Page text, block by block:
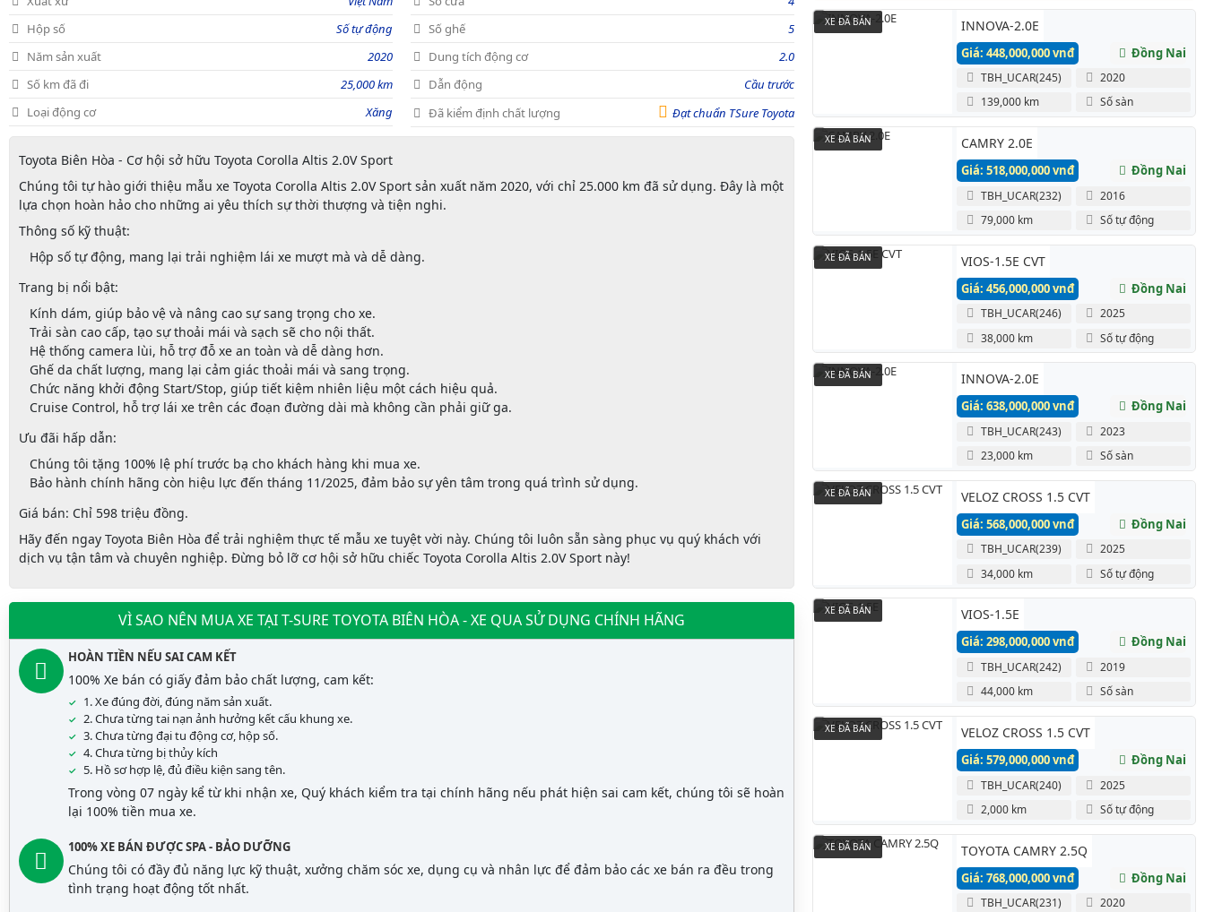
Hộp số
Số tự động
Năm sản xuất
2020
Số km đã đi
25,000 km
Loại động cơ
Xăng
Số ghế
5
Dung tích động cơ
2.0
Dẫn động
Cầu trước
Đã kiểm định chất lượng
Đạt chuẩn TSure Toyota
Toyota Biên Hòa - Cơ hội sở hữu Toyota Corolla Altis 2.0V Sport
Chúng tôi tự hào giới thiệu mẫu xe Toyota Corolla Altis 2.0V Sport sản xuất năm 2020, với chỉ 25.000 km đã sử dụng. Đây là một
lựa chọn hoàn hảo cho những ai yêu thích sự thời thượng và tiện nghi.
Thông số kỹ thuật:
Hộp số tự động, mang lại trải nghiệm lái xe mượt mà và dễ dàng.
Trang bị nổi bật:
Kính dám, giúp bảo vệ và nâng cao sự sang trọng cho xe.
Trải sàn cao cấp, tạo sự thoải mái và sạch sẽ cho nội thất.
Hệ thống camera lùi, hỗ trợ đỗ xe an toàn và dễ dàng hơn.
Ghế da chất lượng, mang lại cảm giác thoải mái và sang trọng.
Chức năng khởi động Start/Stop, giúp tiết kiệm nhiên liệu một cách hiệu quả.
Cruise Control, hỗ trợ lái xe trên các đoạn đường dài mà không cần phải giữ ga.
Ưu đãi hấp dẫn:
Chúng tôi tặng 100% lệ phí trước bạ cho khách hàng khi mua xe.
Bảo hành chính hãng còn hiệu lực đến tháng 11/2025, đảm bảo sự yên tâm trong quá trình sử dụng.
Giá bán: Chỉ 598 triệu đồng.
Hãy đến ngay Toyota Biên Hòa để trải nghiệm thực tế mẫu xe tuyệt vời này. Chúng tôi luôn sẵn sàng phục vụ quý khách với
dịch vụ tận tâm và chuyên nghiệp. Đừng bỏ lỡ cơ hội sở hữu chiếc Toyota Corolla Altis 2.0V Sport này!
VÌ SAO NÊN MUA XE TẠI T-SURE TOYOTA BIÊN HÒA - XE QUA SỬ DỤNG CHÍNH HÃNG
HOÀN TIỀN NẾU SAI CAM KẾT
100% Xe bán có giấy đảm bảo chất lượng, cam kết:
1. Xe đúng đời, đúng năm sản xuất.
2. Chưa từng tai nạn ảnh hưởng kết cấu khung xe.
3. Chưa từng đại tu động cơ, hộp số.
4. Chưa từng bị thủy kích
5. Hồ sơ hợp lệ, đủ điều kiện sang tên.
Trong vòng 07 ngày kể từ khi nhận xe, Quý khách kiểm tra tại chính hãng nếu phát hiện sai cam kết, chúng tôi sẽ hoàn
lại 100% tiền mua xe.
100% XE BÁN ĐƯỢC SPA - BẢO DƯỠNG
Chúng tôi có đầy đủ năng lực kỹ thuật, xưởng chăm sóc xe, dụng cụ và nhân lực để đảm bảo các xe bán ra đều trong
tình trạng hoạt động tốt nhất.
INNOVA-2.0E
Giá: 448,000,000 vnđ Đồng Nai
TBH_UCAR(245)
2020
139,000 km
Số sàn
XE ĐÃ BÁN
CAMRY 2.0E
Giá: 518,000,000 vnđ Đồng Nai
TBH_UCAR(232)
2016
79,000 km
Số tự động
XE ĐÃ BÁN
VIOS-1.5E CVT
Giá: 456,000,000 vnđ Đồng Nai
TBH_UCAR(246)
2025
38,000 km
Số tự động
XE ĐÃ BÁN
INNOVA-2.0E
Giá: 638,000,000 vnđ Đồng Nai
TBH_UCAR(243)
2023
23,000 km
Số sàn
XE ĐÃ BÁN
VELOZ CROSS 1.5 CVT
Giá: 568,000,000 vnđ Đồng Nai
TBH_UCAR(239)
2025
34,000 km
Số tự động
XE ĐÃ BÁN
VIOS-1.5E
Giá: 298,000,000 vnđ Đồng Nai
TBH_UCAR(242)
2019
44,000 km
Số sàn
XE ĐÃ BÁN
VELOZ CROSS 1.5 CVT
Giá: 579,000,000 vnđ Đồng Nai
TBH_UCAR(240)
2025
2,000 km
Số tự động
XE ĐÃ BÁN
TOYOTA CAMRY 2.5Q
Giá: 768,000,000 vnđ Đồng Nai
TBH_UCAR(231)
2020
XE ĐÃ BÁN